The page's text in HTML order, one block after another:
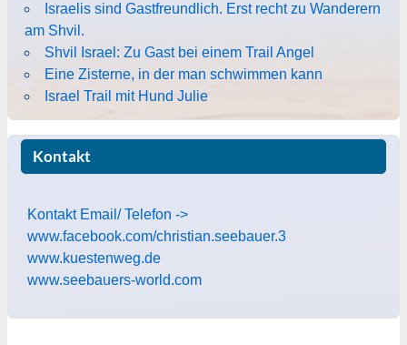
Israelis sind Gastfreundlich. Erst recht zu Wanderern
am Shvil.
Shvil Israel: Zu Gast bei einem Trail Angel
Eine Zisterne, in der man schwimmen kann
Israel Trail mit Hund Julie
Kontakt
Kontakt Email/ Telefon ->
www.facebook.com/christian.seebauer.3
www.kuestenweg.de
www.seebauers-world.com